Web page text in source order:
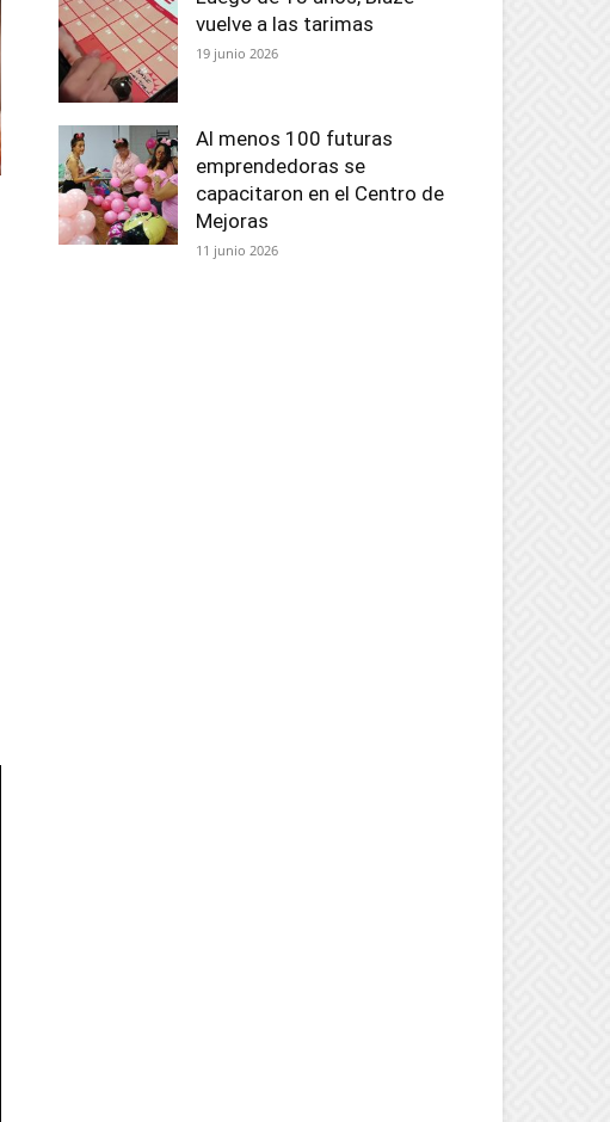
vuelve a las tarimas
19 junio 2026
Al menos 100 futuras
emprendedoras se
capacitaron en el Centro de
Mejoras
11 junio 2026